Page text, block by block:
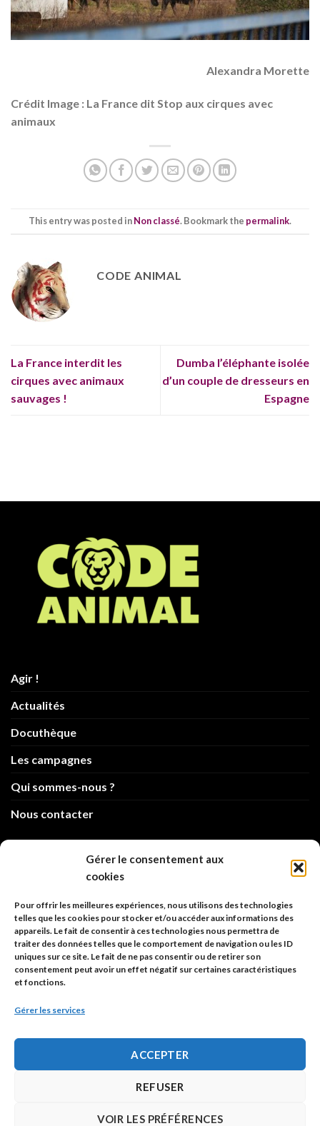
Gérer le consentement aux
cookies
Pour offrir les meilleures expériences, nous utilisons des technologies
telles que les cookies pour stocker et/ou accéder aux informations des
appareils. Le fait de consentir à ces technologies nous permettra de
traiter des données telles que le comportement de navigation ou les ID
uniques sur ce site. Le fait de ne pas consentir ou de retirer son
consentement peut avoir un effet négatif sur certaines caractéristiques
et fonctions.
Gérer les services
ACCEPTER
REFUSER
VOIR LES PRÉFÉRENCES
Alexandra Morette
Crédit Image : La France dit Stop aux cirques avec
animaux
This entry was posted inNon classé. Bookmark the permalink.
CODE ANIMAL
La France interdit les
cirques avec animaux
sauvages !
Dumba l’éléphante isolée
d’un couple de dresseurs en
Espagne
Agir !
Actualités
Docuthèque
Les campagnes
Qui sommes-nous ?
Nous contacter
info@code-animal.com
Code Animal
26, rue principale
67480 Roppenheim
Adresse à utiliser pour les envois en AR.
SIREN: 753 018 746 00010
Politique de confidentialité